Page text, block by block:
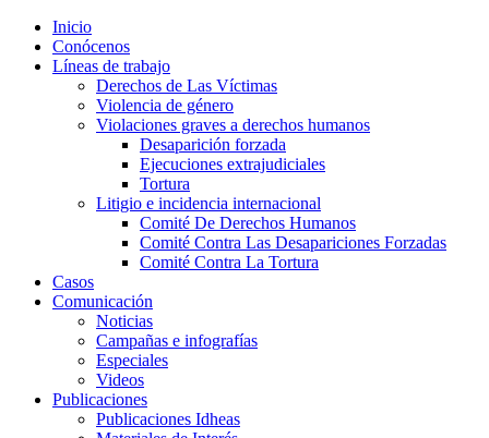
Inicio
Conócenos
Líneas de trabajo
Derechos de Las Víctimas
Violencia de género
Violaciones graves a derechos humanos
Desaparición forzada​
Ejecuciones extrajudiciales
Tortura
Litigio e incidencia internacional
Comité De Derechos Humanos​
Comité Contra Las Desapariciones Forzadas
Comité Contra La Tortura​
Casos
Comunicación
Noticias
Campañas e infografías
Especiales
Videos
Publicaciones
Publicaciones Idheas